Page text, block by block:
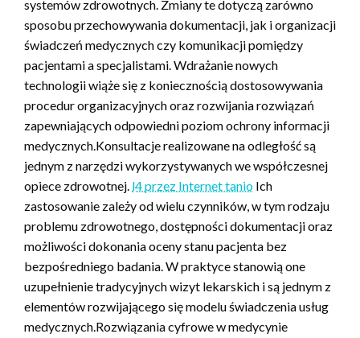
systemów zdrowotnych. Zmiany te dotyczą zarówno
sposobu przechowywania dokumentacji, jak i organizacji
świadczeń medycznych czy komunikacji pomiędzy
pacjentami a specjalistami. Wdrażanie nowych
technologii wiąże się z koniecznością dostosowywania
procedur organizacyjnych oraz rozwijania rozwiązań
zapewniających odpowiedni poziom ochrony informacji
medycznych.Konsultacje realizowane na odległość są
jednym z narzędzi wykorzystywanych we współczesnej
opiece zdrowotnej. l4 przez Internet tanio Ich
zastosowanie zależy od wielu czynników, w tym rodzaju
problemu zdrowotnego, dostępności dokumentacji oraz
możliwości dokonania oceny stanu pacjenta bez
bezpośredniego badania. W praktyce stanowią one
uzupełnienie tradycyjnych wizyt lekarskich i są jednym z
elementów rozwijającego się modelu świadczenia usług
medycznych.Rozwiązania cyfrowe w medycynie